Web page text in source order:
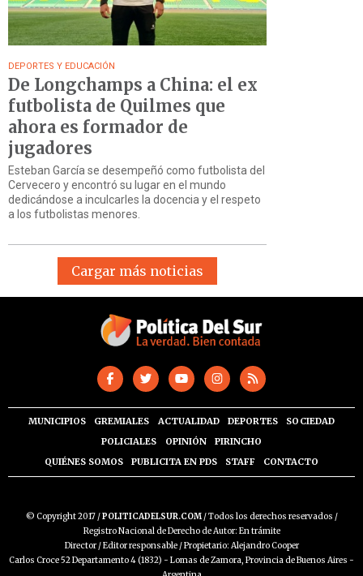
DEPORTES Y EDUCACIÓN
De Longchamps a China: el ex
futbolista de Quilmes que
ahora es formador de
jugadores
Esteban García se desempeñó como futbolista del
Cervecero y encontró su lugar en el mundo
dedicándose a inculcarles la docencia y el respeto
a los futbolistas menores.
Cargar más noticias
MUNICIPIOS GREMIALES ACTUALIDAD DEPORTES
SOCIEDAD
POLICIALES
OPINIÓN
PIRINCHO
QUIÉNES SOMOS
PUBLICITA EN PDS STAFF CONTACTO
© Copyright 2017 /POLITICADELSUR.COM/ Todos los derechos reservados /
Registro Nacional de Derecho de Autor: En trámite
Director / Editor responsable / Propietario: Alejandro Cooper
Carlos Croce 52 Departamento 4 (1832) - Lomas de Zamora, Provincia de Buenos Aires -